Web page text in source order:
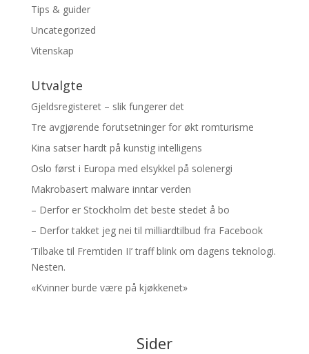
Tips & guider
Uncategorized
Vitenskap
Utvalgte
Gjeldsregisteret – slik fungerer det
Tre avgjørende forutsetninger for økt romturisme
Kina satser hardt på kunstig intelligens
Oslo først i Europa med elsykkel på solenergi
Makrobasert malware inntar verden
– Derfor er Stockholm det beste stedet å bo
– Derfor takket jeg nei til milliardtilbud fra Facebook
’Tilbake til Fremtiden II’ traff blink om dagens teknologi.
Nesten.
«Kvinner burde være på kjøkkenet»
Sider